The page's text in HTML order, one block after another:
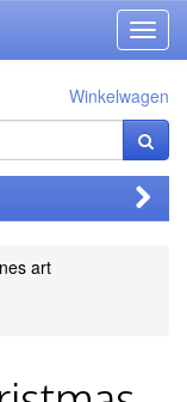
Winkelwagen
art